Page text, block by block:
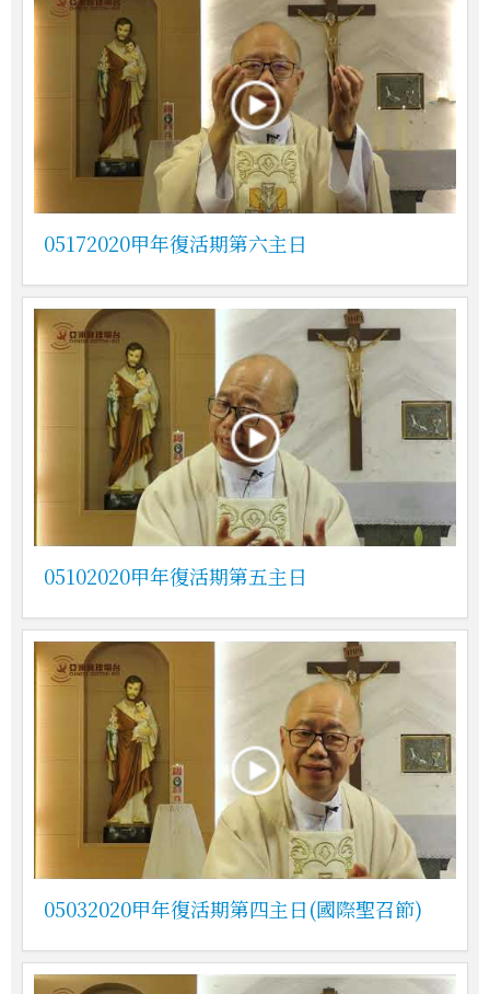
05172020甲年復活期第六主日
05102020甲年復活期第五主日
05032020甲年復活期第四主日(國際聖召節)